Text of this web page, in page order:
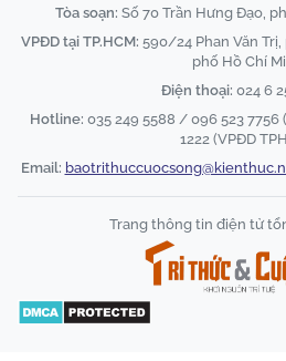
Tòa soạn: Số 70 Trần Hưng Đạo,
VPĐD tại TP.HCM: 590/24 Phan Văn
phố Hồ Chí
Điện thoại: 024 6
Hotline: 035 249 5588 / 096 523 7756
1222 (VPĐD
Email:
Trang thông tin điện tử